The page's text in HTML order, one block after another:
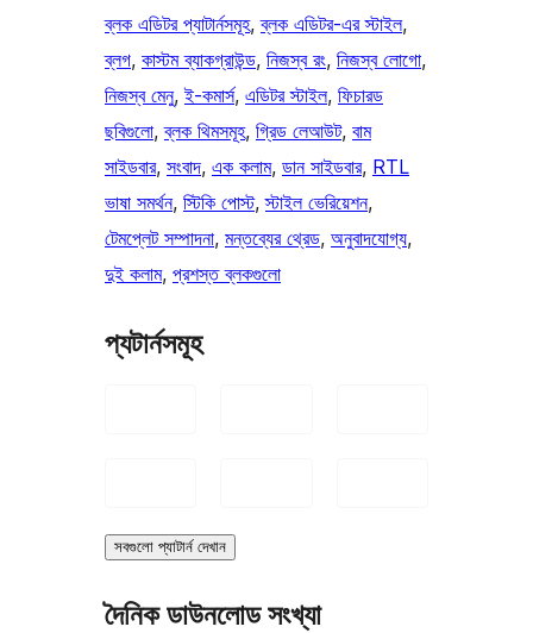
ব্লক এডিটর প্যাটার্নসমূহ, ব্লক এডিটর-এর স্টাইল
ব্লগ, কাস্টম ব্যাকগ্রাউন্ড, নিজস্ব রং, নিজস্ব লোগো
নিজস্ব মেনু, ই-কমার্স, এডিটর স্টাইল, ফিচারড
ছবিগুলো, ব্লক থিমসমূহ, গ্রিড লেআউট, বাম
সাইডবার, সংবাদ, এক কলাম, ডান সাইডবার, RTL
ভাষা সমর্থন, স্টিকি পোস্ট, স্টাইল ভেরিয়েশন
টেমপ্লেট সম্পাদনা, মন্তব্যের থ্রেড, অনুবাদযোগ্য
দুই কলাম, প্রশস্ত ব্লকগুলো
প্যটার্নসমূহ
সবগুলো প্যাটার্ন দেখান
দৈনিক ডাউনলোড সংখ্যা